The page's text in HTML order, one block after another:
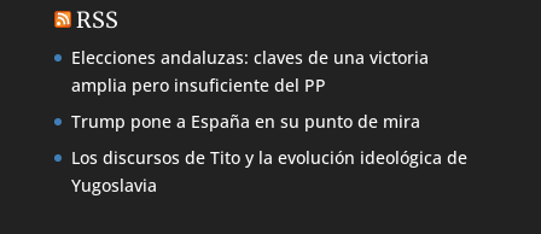
RSS
Elecciones andaluzas: claves de una victoria
amplia pero insuficiente del PP
Trump pone a España en su punto de mira
Los discursos de Tito y la evolución ideológica de
Yugoslavia